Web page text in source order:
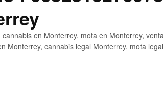
en Monterrey, mota en Monterrey,
Monterrey, cannabis legal Monterrey, mota